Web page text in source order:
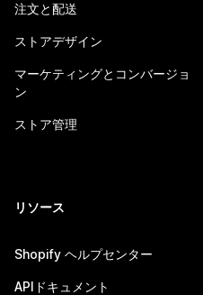
注文と配送
ストアデザイン
マーケティングとコンバージョ
ン
ストア管理
リソース
Shopify ヘルプセンター
APIドキュメント